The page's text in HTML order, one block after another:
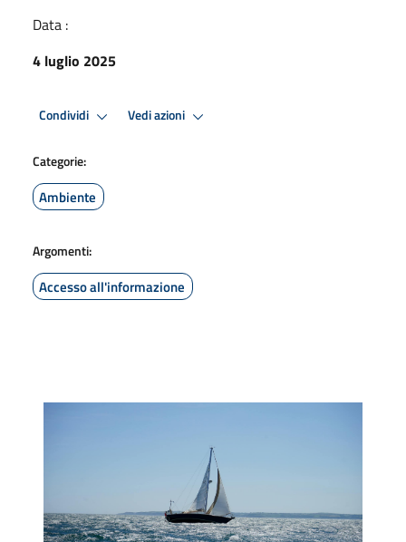
Data :
4 luglio 2025
Condividi Vedi azioni
Categorie:
Ambiente
Argomenti:
Accesso all'informazione